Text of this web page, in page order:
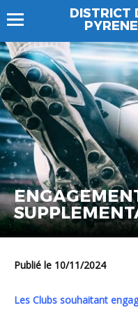
DISTRICT
Publié le 10/11/2024
Les Clubs souhaitant engager des équipes supplémentaires en